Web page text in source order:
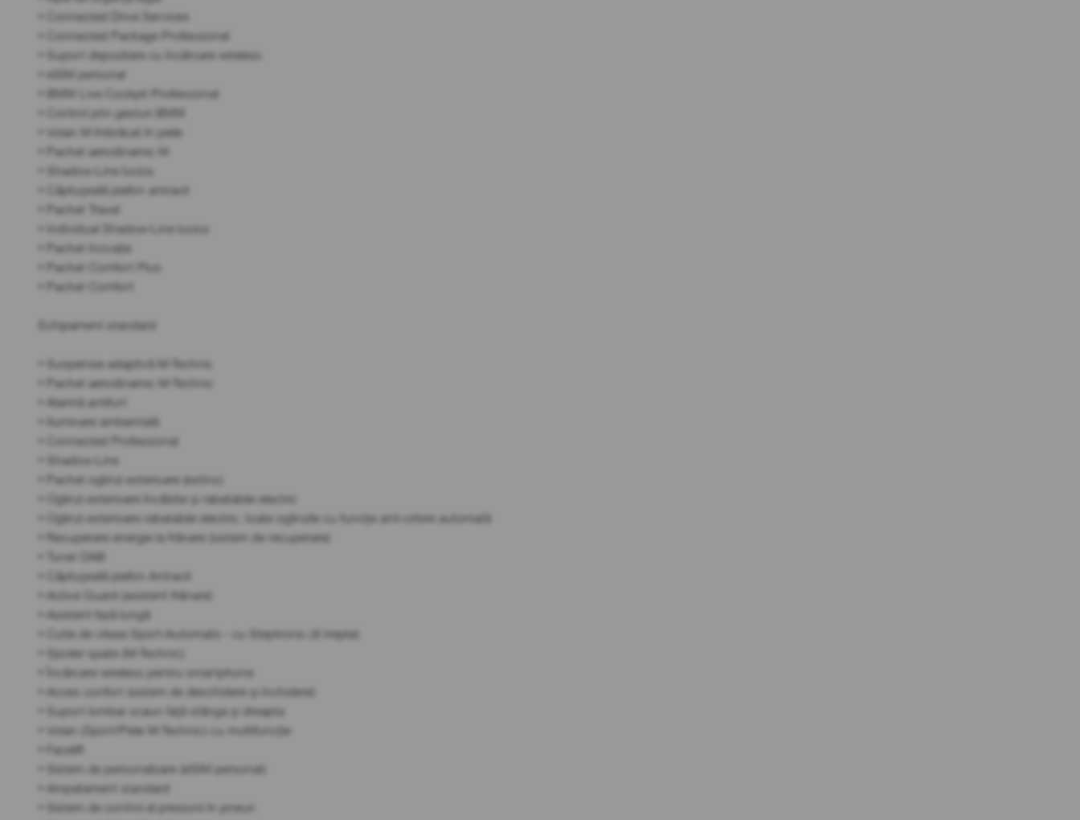
• Connected Drive Services
• Connected Package Professional
• Suport depozitare cu încărcare wireless
• eSIM personal
• BMW Live Cockpit Professional
• Control prin gesturi BMW
• Volan M îmbrăcat în piele
• Pachet aerodinamic M
• Shadow-Line lucios
• Căptușeală plafon antracit
• Pachet Travel
• Individual Shadow-Line lucios
• Pachet Inovație
• Pachet Comfort Plus
• Pachet Comfort
Echipament standard
• Suspensie adaptivă M-Technic
• Pachet aerodinamic M-Technic
• Alarmă antifurt
• Iluminare ambientală
• Connected Professional
• Shadow-Line
• Pachet oglinzi exterioare (extins)
• Oglinzi exterioare încălzite și rabatabile electric
• Oglinzi exterioare rabatabile electric, toate oglinzile cu funcție anti-orbire automată
• Recuperare energie la frânare (sistem de recuperare)
• Tuner DAB
• Căptușeală plafon Antracit
• Active Guard (asistent frânare)
• Asistent fază lungă
• Cutie de viteze Sport-Automatic - cu Steptronic (8 trepte)
• Spoiler spate (M-Technic)
• Încărcare wireless pentru smartphone
• Acces confort (sistem de deschidere și închidere)
• Suport lombar scaun față stânga și dreapta
• Volan (Sport/Piele M-Technic) cu multifuncție
• Facelift
• Sistem de personalizare (eSIM personal)
• Ampatament standard
• Sistem de control al presiunii în pneuri